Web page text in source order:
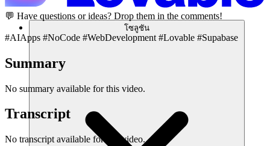
โซลูชัน
💬 Have questions or ideas? Drop them in the comments!
#AIApps #NoCode #WebDevelopment #Lovable #Supabase
Summary
No summary available for this video.
Transcript
No transcript available for this video.